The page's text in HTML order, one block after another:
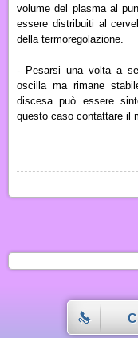
volume del plasma al
essere distribuiti al
della termoregolazione.
- Pesarsi una volta a
oscilla ma rimane
discesa può essere
questo caso contattare il